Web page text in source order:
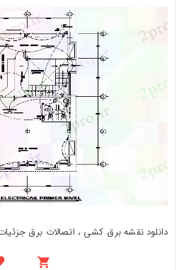
دانلود نقشه برق کشی ، اتصالات برق جزئیات